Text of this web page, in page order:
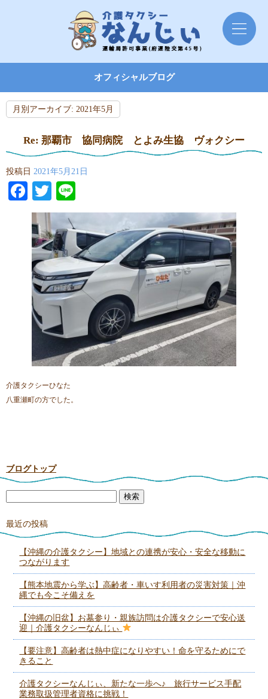
オフィシャルブログ
月別アーカイブ: 2021年5月
Re: 那覇市 協同病院 とよみ生協 ヴォクシー
投稿日 2021年5月21日
Facebook
Twitter
介護タクシーひなた
八重瀬町の方でした。
ブログトップ
最近の投稿
【沖縄の介護タクシー】地域との連携が安心・安全な移動に
つながります
【熊本地震から学ぶ】高齢者・車いす利用者の災害対策｜沖
縄でも今こそ備えを
【沖縄の旧盆】お墓参り・親族訪問は介護タクシーで安心送
迎｜介護タクシーなんじぃ
【要注意】高齢者は熱中症になりやすい！命を守るためにで
きること
介護タクシーなんじぃ、新たな一歩へ♪ 旅行サービス手配
業務取扱管理者資格に挑戦！